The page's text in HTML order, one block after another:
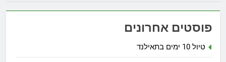
פוסטים אחרונים
טיול 10 ימים בתאילנד